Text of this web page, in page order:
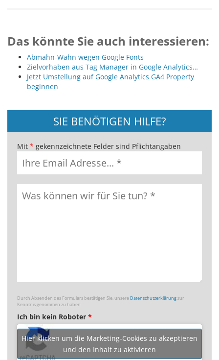
Das könnte Sie auch interessieren:
Abmahn-Wahn wegen Google Fonts
Zielvorhaben aus Tag Manager in Google Analytics…
Jetzt Umstellung auf Google Analytics GA4 Property
beginnen
SIE BENÖTIGEN HILFE?
Mit * gekennzeichnete Felder sind Pflichtangaben
Durch Absenden des Formulars bestätigen Sie, unsereDatenschutzerklärungzur
Kenntnis genommen zu haben
Ich bin kein Roboter *
Hier klicken um die Marketing-Cookies zu akzeptieren
und den Inhalt zu aktivieren